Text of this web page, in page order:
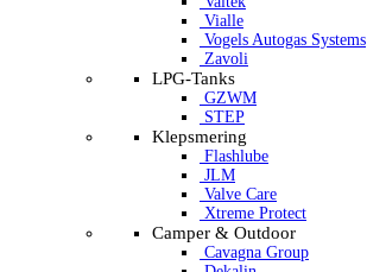
Vialle
Vogels Autogas Systems
Zavoli
LPG-Tanks
GZWM
STEP
Klepsmering
Flashlube
JLM
Valve Care
Xtreme Protect
Camper & Outdoor
Cavagna Group